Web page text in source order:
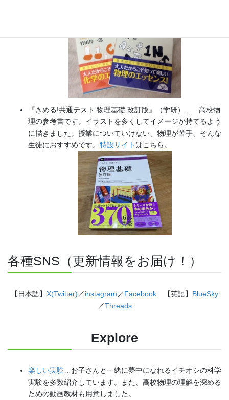
『きめる!共通テスト 物理基礎 改訂版』（学研）… 高校物
理の参考書です。イラストを多くしてイメージが持てるよう
に描きました。授業についていけない、物理が苦手、そんな
生徒におすすめです。 特設サイト はこちら。
各種SNS（更新情報をお届け！）
【日本語】 X(Twitter) ／instagram ／Facebook 【英語】 BlueSky
／Threads
Explore
楽しい実験 …お子さんと一緒に夢中になれるイチオシの科学
実験を多数紹介しています。また、高校物理の理解を深める
ための動画教材も用意しました。